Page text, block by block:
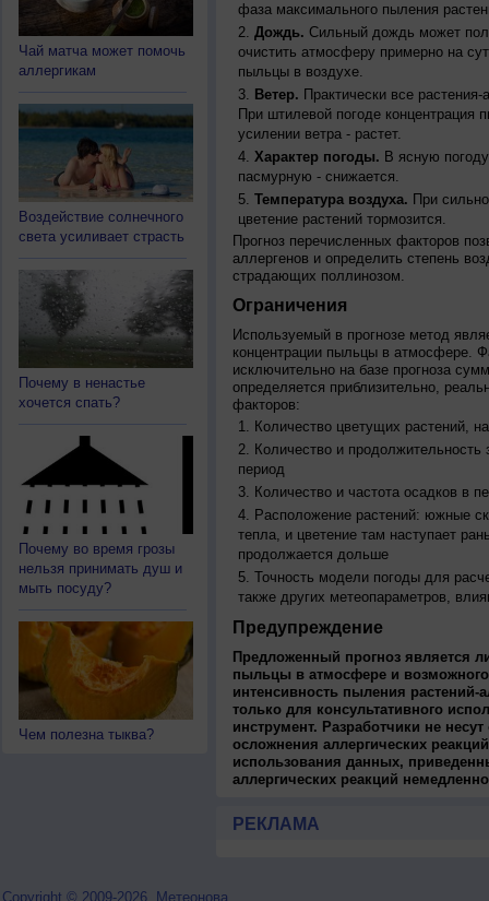
Чай матча может помочь
аллергикам
Воздействие солнечного
света усиливает страсть
Почему в ненастье
хочется спать?
Почему во время грозы
нельзя принимать душ и
мыть посуду?
Чем полезна тыква?
фаза максимального пыления
Дождь. Сильный дождь может
очистить атмосферу примерно на
пыльцы в воздухе.
Ветер. Практически все
При штилевой погоде
усилении ветра - растет.
Характер погоды. В ясную
пасмурную - снижается.
Температура воздуха. При
цветение растений тормозится.
Прогноз перечисленных факторов
аллергенов и определить степень
страдающих поллинозом.
Ограничения
Используемый в прогнозе метод
концентрации пыльцы в атмосфере.
исключительно на базе прогноза
определяется приблизительно,
факторов:
Количество цветущих растений,
Количество и продолжительность
период
Количество и частота осадков в
Расположение растений: южные
тепла, и цветение там наступает
продолжается дольше
Точность модели погоды для
также других метеопараметров,
Предупреждение
Предложенный прогноз является
пыльцы в атмосфере и
интенсивность пыления растений-
только для консультативного
инструмент. Разработчики не
осложнения аллергических
использования данных,
аллергических реакций
РЕКЛАМА
Copyright © 2009-2026, Метеонова